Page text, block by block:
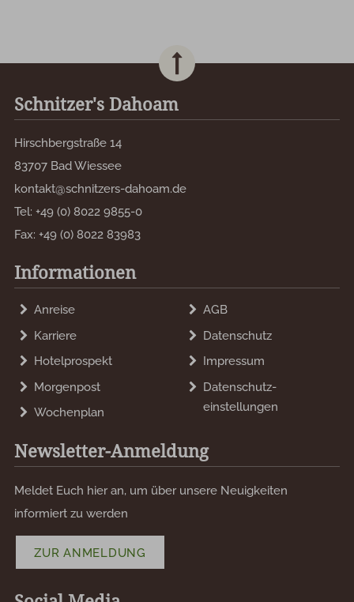
Schnitzer's Dahoam
Hirschbergstraße 14
83707 Bad Wiessee
kontakt@schnitzers-dahoam.de
Tel:+49 (0) 8022 9855-0
Fax:+49 (0) 8022 83983
Informationen
Anreise
Karriere
Hotelprospekt
Morgenpost
Wochenplan
AGB
Datenschutz
Impressum
Datenschutz­
einstellungen
Newsletter-Anmeldung
Meldet Euch hier an, um über unsere Neuigkeiten
informiert zu werden
ZUR ANMELDUNG